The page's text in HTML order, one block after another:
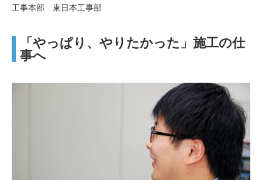
工事本部 東日本工事部
「やっぱり、やりたかった」施工の仕
事へ